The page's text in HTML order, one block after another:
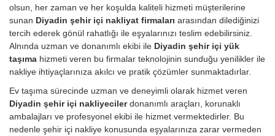
olsun, her zaman ve her koşulda kaliteli hizmeti müşterilerine
sunan Diyadin şehir içi nakliyat firmaları arasından dilediğinizi
tercih ederek gönül rahatlığı ile eşyalarınızı teslim edebilirsiniz.
Alnında uzman ve donanımlı ekibi ile Diyadin şehir içi yük
taşıma hizmeti veren bu firmalar teknolojinin sunduğu yenilikler ile
nakliye ihtiyaçlarınıza akılcı ve pratik çözümler sunmaktadırlar.
Ev taşıma sürecinde uzman ve deneyimli olarak hizmet veren
Diyadin şehir içi nakliyecilerdonanımlı araçları, korunaklı
ambalajları ve profesyonel ekibi ile hizmet vermektedirler. Bu
nedenle şehir içi nakliye konusunda eşyalarınıza zarar vermeden